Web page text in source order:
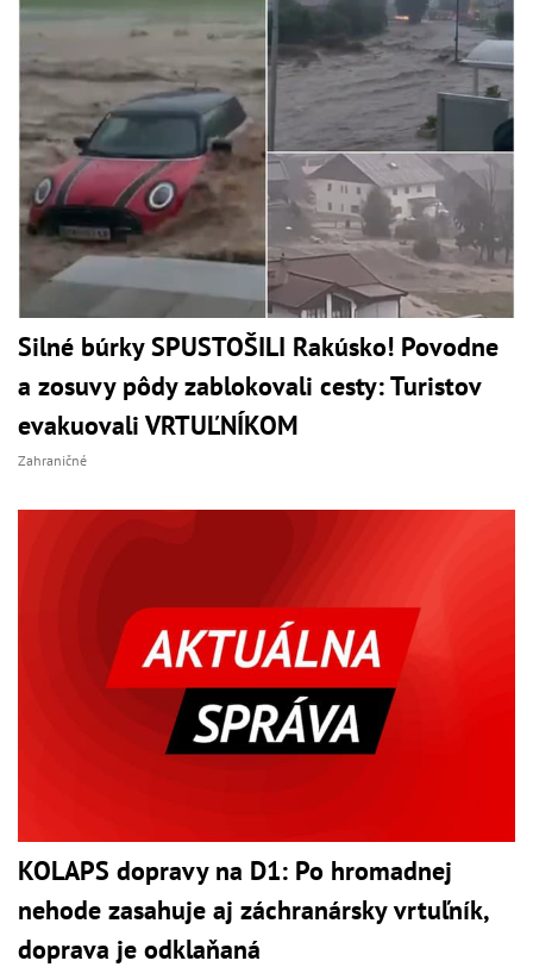
Silné búrky SPUSTOŠILI Rakúsko! Povodne
a zosuvy pôdy zablokovali cesty: Turistov
evakuovali VRTUĽNÍKOM
Zahraničné
KOLAPS dopravy na D1: Po hromadnej
nehode zasahuje aj záchranársky vrtuľník,
doprava je odklaňaná